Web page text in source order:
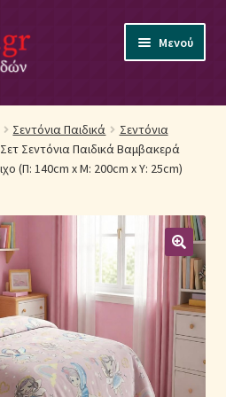
Μενού
Σεντόνια Παιδικά
Σεντόνια
Σετ Σεντόνια Παιδικά Βαμβακερά
(Π: 140cm x Μ: 200cm x Υ: 25cm)